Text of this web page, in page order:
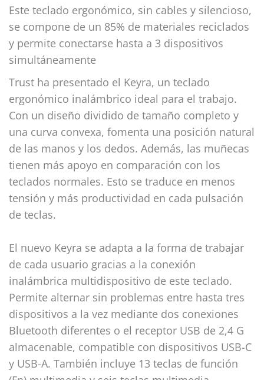
Este teclado ergonómico, sin cables y silencioso,
se compone de un 85% de materiales reciclados
y permite conectarse hasta a 3 dispositivos
simultáneamente
Trust ha presentado el Keyra, un teclado
ergonómico inalámbrico ideal para el trabajo.
Con un diseño dividido de tamaño completo y
una curva convexa, fomenta una posición natural
de las manos y los dedos. Además, las muñecas
tienen más apoyo en comparación con los
teclados normales. Esto se traduce en menos
tensión y más productividad en cada pulsación
de teclas.
El nuevo Keyra se adapta a la forma de trabajar
de cada usuario gracias a la conexión
inalámbrica multidispositivo de este teclado.
Permite alternar sin problemas entre hasta tres
dispositivos a la vez mediante dos conexiones
Bluetooth diferentes o el receptor USB de 2,4 G
almacenable, compatible con dispositivos USB-C
y USB-A. También incluye 13 teclas de función